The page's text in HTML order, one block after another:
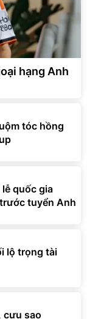
hạng Anh
tóc hồng
quốc gia
tuyển Anh
lộ trọng tài
cựu sao